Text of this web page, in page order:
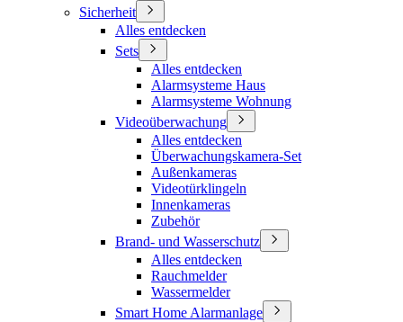
Sicherheit
Alles entdecken
Sets
Alles entdecken
Alarmsysteme Haus
Alarmsysteme Wohnung
Videoüberwachung
Alles entdecken
Überwachungskamera-Set
Außenkameras
Videotürklingeln
Innenkameras
Zubehör
Brand- und Wasserschutz
Alles entdecken
Rauchmelder
Wassermelder
Smart Home Alarmanlage